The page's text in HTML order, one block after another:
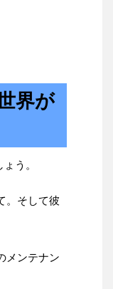
界が
う。
。そして彼
メンテナン